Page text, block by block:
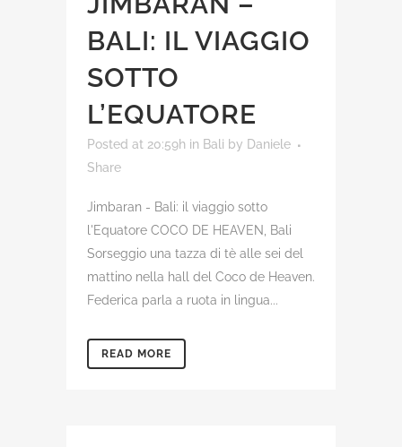
BALI: IL VIAGGIO
SOTTO
L’EQUATORE
Posted at 20:59h in Bali by Daniele
Share
Jimbaran - Bali: il viaggio sotto
l'Equatore COCO DE HEAVEN, Bali
Sorseggio una tazza di tè alle sei del
mattino nella hall del Coco de Heaven.
Federica parla a ruota in lingua...
READ MORE